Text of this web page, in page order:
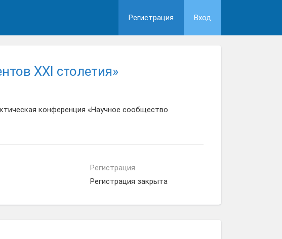
Регистрация Вход
XXI столетия»
конференция «Научное сообщество
Регистрация
Регистрация закрыта